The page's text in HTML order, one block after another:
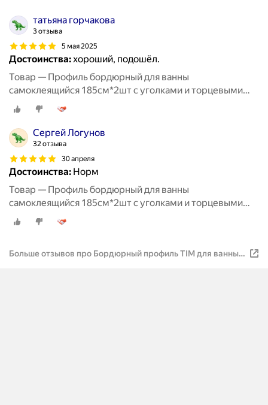
татьяна горчакова
3 отзыва
5 мая 2025
Достоинства:хороший, подошёл.
Товар — Профиль бордюрный для ванны
самоклеящийся 185см*2шт с уголками и торцевыми
заглушками TIM
Сергей Логунов
32 отзыва
30 апреля
Достоинства: Норм
Товар — Профиль бордюрный для ванны
самоклеящийся 185см*2шт с уголками и торцевыми
заглушками TIM
Больше отзывов про Бордюрный профиль TIM для ванны,